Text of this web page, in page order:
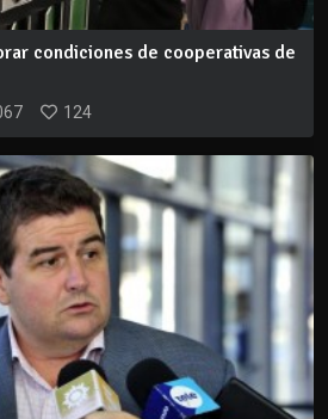
condiciones de cooperativas de
124